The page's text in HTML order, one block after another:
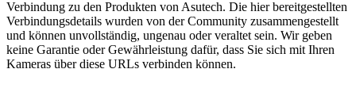
Verbindung zu den Produkten von Asutech. Die hier bereitgestellten
Verbindungsdetails wurden von der Community zusammengestellt
und können unvollständig, ungenau oder veraltet sein. Wir geben
keine Garantie oder Gewährleistung dafür, dass Sie sich mit Ihren
Kameras über diese URLs verbinden können.